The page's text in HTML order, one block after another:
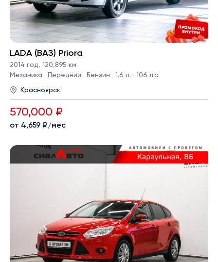
LADA (ВАЗ) Priora
2014 год
120,895 км
Механика · Передний · Бензин · 1.6 л. · 106 л.с.
Красноярск
570,000 ₽
от 4,659 ₽/мес